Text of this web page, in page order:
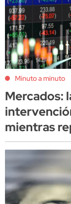
Minuto a minuto
Mercados:
mientras